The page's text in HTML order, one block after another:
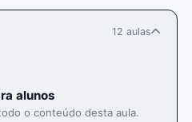
12 aulas
alunos
o conteúdo desta aula.